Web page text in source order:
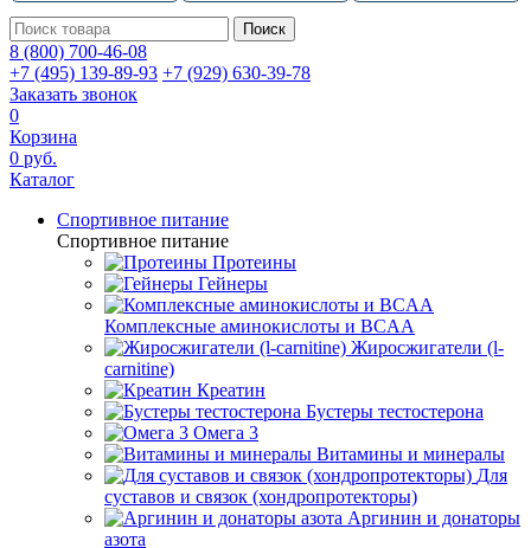
Поиск
8 (800) 700-46-08
+7 (495) 139-89-93 +7 (929) 630-39-78
Заказать звонок
0
Корзина
0 руб.
Каталог
Спортивное питание
Спортивное питание
Протеины
Гейнеры
Комплексные аминокислоты и BCAA
Жиросжигатели (l-
carnitine)
Креатин
Бустеры тестостерона
Омега 3
Витамины и минералы
Для
суставов и связок (хондропротекторы)
Аргинин и донаторы
азота